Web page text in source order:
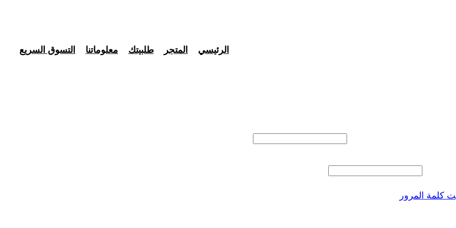
الرئيسي المتجر طلبيتك معلوماتنا التسوق السريع
كلمة المرور